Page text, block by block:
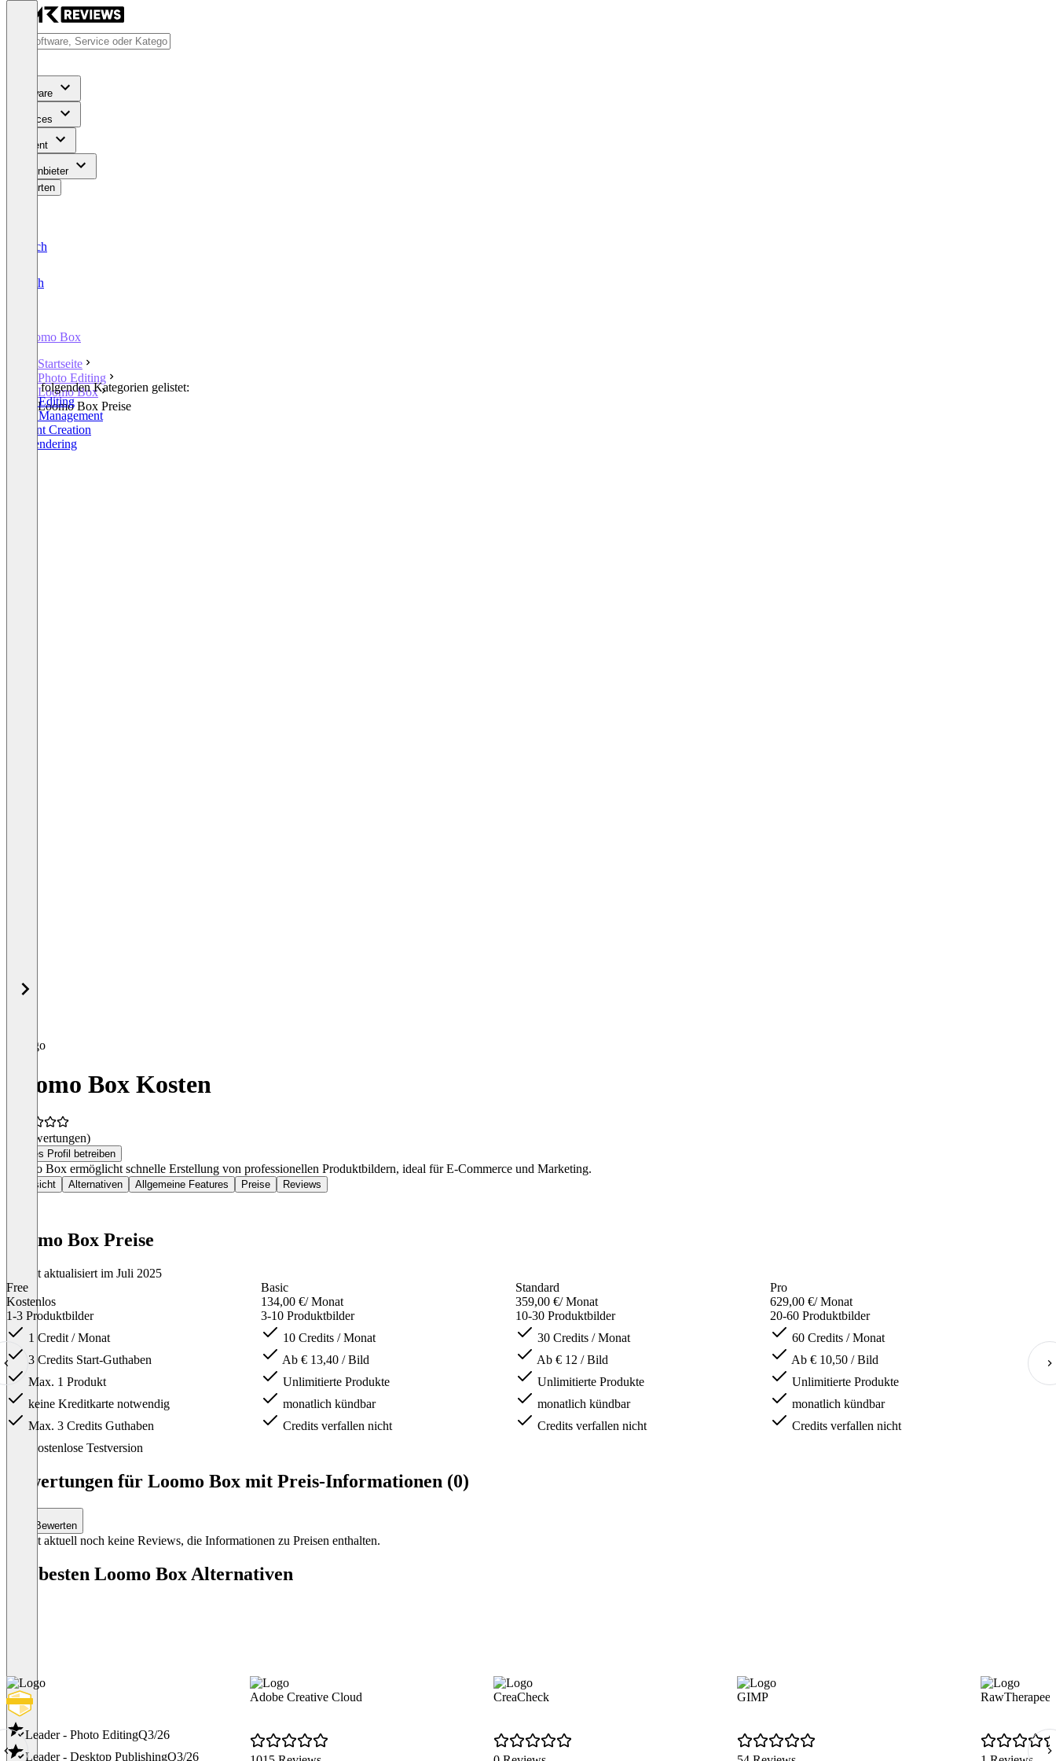
Software
Services
Content
Für Anbieter
Bewerten
Deutsch
English
Loomo Box
Startseite
Photo Editing
Loomo Box
Loomo Box Preise
In den folgenden Kategorien gelistet:
Photo Editing
Photo Management
Content Creation
3D Rendering
Loomo Box Kosten
(0 Bewertungen)
Dieses Profil betreiben
Loomo Box ermöglicht schnelle Erstellung von professionellen Produktbildern, ideal für E-Commerce und Marketing.
Übersicht Alternativen Allgemeine Features Preise Reviews
Loomo Box Preise
Zuletzt aktualisiert im Juli 2025
Free
Kostenlos
1-3 Produktbilder
1 Credit / Monat
3 Credits Start-Guthaben
Max. 1 Produkt
keine Kreditkarte notwendig
Max. 3 Credits Guthaben
Basic
134,00 €/ Monat
3-10 Produktbilder
10 Credits / Monat
Ab € 13,40 / Bild
Unlimitierte Produkte
monatlich kündbar
Credits verfallen nicht
Standard
359,00 €/ Monat
10-30 Produktbilder
30 Credits / Monat
Ab € 12 / Bild
Unlimitierte Produkte
monatlich kündbar
Credits verfallen nicht
Pro
629,00 €/ Monat
20-60 Produktbilder
60 Credits / Monat
Ab € 10,50 / Bild
Unlimitierte Produkte
monatlich kündbar
Credits verfallen nicht
Kostenlose Testversion
Bewertungen für Loomo Box mit Preis-Informationen (0)
Bewerten
Es gibt aktuell noch keine Reviews, die Informationen zu Preisen enthalten.
Die besten Loomo Box Alternativen
Leader - Photo EditingQ3/26
Leader - Desktop PublishingQ3/26
Adobe Creative Cloud CreaCheck GIMP RawTherapee